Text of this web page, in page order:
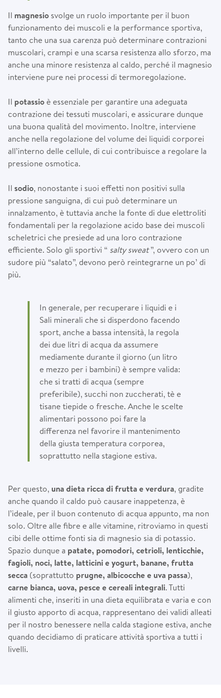
Il magnesio svolge un ruolo importante per il buon
funzionamento dei muscoli e la performance sportiva,
tanto che una sua carenza può determinare contrazioni
muscolari, crampi e una scarsa resistenza allo sforzo, ma
anche una minore resistenza al caldo, perché il magnesio
interviene pure nei processi di termoregolazione.
Il potassio è essenziale per garantire una adeguata
contrazione dei tessuti muscolari, e assicurare dunque
una buona qualità del movimento. Inoltre, interviene
anche nella regolazione del volume dei liquidi corporei
all’interno delle cellule, di cui contribuisce a regolare la
pressione osmotica.
Il sodio, nonostante i suoi effetti non positivi sulla
pressione sanguigna, di cui può determinare un
innalzamento, è tuttavia anche la fonte di due elettroliti
fondamentali per la regolazione acido base dei muscoli
scheletrici che presiede ad una loro contrazione
efficiente. Solo gli sportivi “ salty sweat ”, ovvero con un
sudore più “salato”, devono però reintegrarne un po’ di
più.
In generale, per recuperare i liquidi e i
Sali minerali che si disperdono facendo
sport, anche a bassa intensità, la regola
dei due litri di acqua da assumere
mediamente durante il giorno (un litro
e mezzo per i bambini) è sempre valida:
che si tratti di acqua (sempre
preferibile), succhi non zuccherati, tè e
tisane tiepide o fresche. Anche le scelte
alimentari possono poi fare la
differenza nel favorire il mantenimento
della giusta temperatura corporea,
soprattutto nella stagione estiva.
Per questo, una dieta ricca di frutta e verdura, gradite
anche quando il caldo può causare inappetenza, è
l’ideale, per il buon contenuto di acqua appunto, ma non
solo. Oltre alle fibre e alle vitamine, ritroviamo in questi
cibi delle ottime fonti sia di magnesio sia di potassio.
Spazio dunque a patate, pomodori, cetrioli, lenticchie,
fagioli, noci, latte, latticini e yogurt, banane, frutta
secca (soprattutto prugne, albicocche e uva passa),
carne bianca, uova, pesce e cereali integrali. Tutti
alimenti che, inseriti in una dieta equilibrata e varia e con
il giusto apporto di acqua, rappresentano dei validi alleati
per il nostro benessere nella calda stagione estiva, anche
quando decidiamo di praticare attività sportiva a tutti i
livelli.